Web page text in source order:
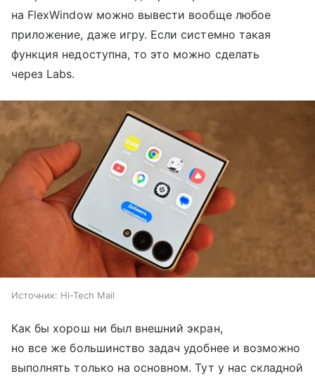
на FlexWindow можно вывести вообще любое
приложение, даже игру. Если системно такая
функция недоступна, то это можно сделать
через Labs.
Источник: Hi-Tech Mail
Как бы хорош ни был внешний экран,
но все же большинство задач удобнее и возможно
выполнять только на основном. Тут у нас складной